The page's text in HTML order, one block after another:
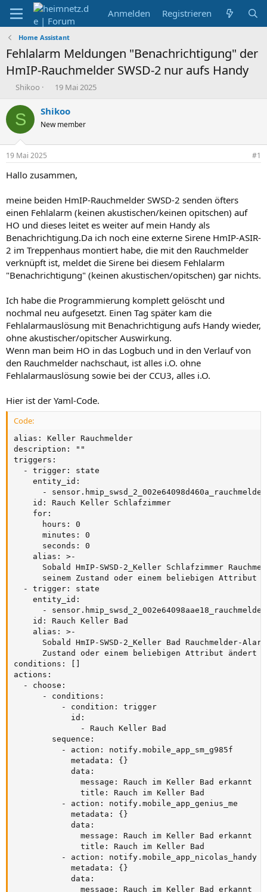
Anmelden Registrieren
Home Assistant
Fehlalarm Meldungen "Benachrichtigung" der
HmIP-Rauchmelder SWSD-2 nur aufs Handy
E
s
t
e
r
Shikoo
E
s
e
t
a
19 Mai 2025
S Shikoo
New member
19 Mai 2025 #1
Hallo zusammen,
meine beiden HmIP-Rauchmelder SWSD-2 senden öfters
einen Fehlalarm (keinen akustischen/keinen opitschen) auf
HO und dieses leitet es weiter auf mein Handy als
Benachrichtigung.Da ich noch eine externe Sirene HmIP-ASIR-
2 im Treppenhaus montiert habe, die mit den Rauchmelder
verknüpft ist, meldet die Sirene bei diesem Fehlalarm
"Benachrichtigung" (keinen akustischen/opitschen) gar nichts.
Ich habe die Programmierung komplett gelöscht und
nochmal neu aufgesetzt. Einen Tag später kam die
Fehlalarmauslösung mit Benachrichtigung aufs Handy wieder,
ohne akustischer/opitscher Auswirkung.
Wenn man beim HO in das Logbuch und in den Verlauf von
den Rauchmelder nachschaut, ist alles i.O. ohne
Fehlalarmauslösung sowie bei der CCU3, alles i.O.
Hier ist der Yaml-Code.
Code:
alias: Keller Rauchmelder
description: ""
triggers:
  - trigger: state
    entity_id:
-
    id: Rauch Keller Schlafzimmer
    for:
      hours: 0
      minutes: 0
      seconds: 0
    alias: >-
Sobald HmIP-SWSD-2_Keller Schlafzimmer
seinem Zustand oder einem beliebigen Attribut
  - trigger: state
    entity_id:
-
    id: Rauch Keller Bad
    alias: >-
Sobald HmIP-SWSD-2_Keller Bad Rauchmelder-
      Zustand oder einem beliebigen Attribut ändert
conditions: []
actions:
  - choose:
      - conditions:
          - condition: trigger
            id:
              - Rauch Keller Bad
        sequence:
          - action: notify.mobile_app_sm_g985f
            metadata: {}
            data:
              message: Rauch im Keller Bad erkannt
              title: Rauch im Keller Bad
          - action: notify.mobile_app_genius_me
            metadata: {}
            data:
              message: Rauch im Keller Bad erkannt
              title: Rauch im Keller Bad
          - action: notify.mobile_app_nicolas_handy
            metadata: {}
            data:
              message: Rauch im Keller Bad erkannt